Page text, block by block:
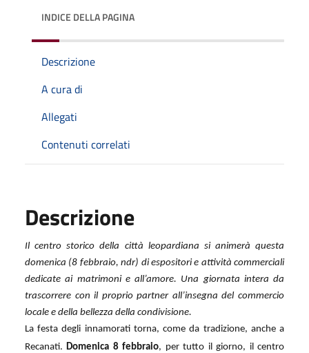
INDICE DELLA PAGINA
Descrizione
A cura di
Allegati
Contenuti correlati
Descrizione
Il centro storico della città leopardiana si animerà questa
domenica (8 febbraio, ndr) di espositori e attività commerciali
dedicate ai matrimoni e all’amore. Una giornata intera da
trascorrere con il proprio partner all’insegna del commercio
locale e della bellezza della condivisione.
La festa degli innamorati torna, come da tradizione, anche a
Recanati. Domenica 8 febbraio, per tutto il giorno, il centro